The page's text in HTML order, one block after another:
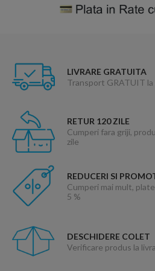
LIVRARE GRATUITA
Transport GRATUIT
RETUR 120 ZILE
Cumperi fara griji,
zile
REDUCERI SI
Cumperi mai mult,
5 %
DESCHIDERE COLET
Verificare produs la